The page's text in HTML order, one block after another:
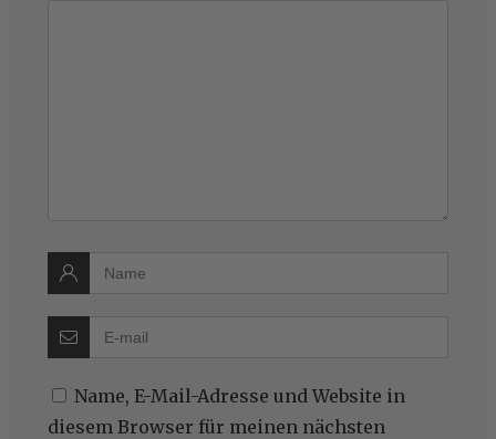
Name, E-Mail-Adresse und Website in
diesem Browser für meinen nächsten